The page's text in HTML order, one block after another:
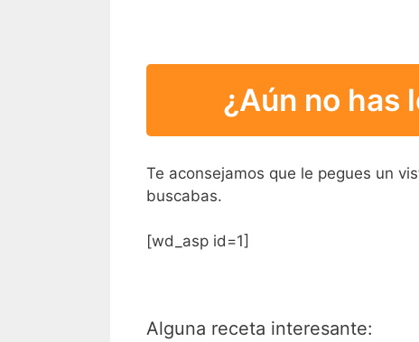
¿Aún no has
Te aconsejamos que le pegues un
buscabas.
[wd_asp id=1]
Alguna receta interesante: